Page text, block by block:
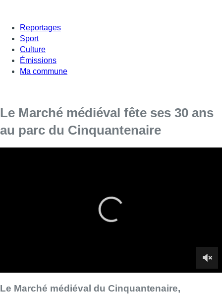
Reportages
Sport
Culture
Émissions
Ma commune
Le Marché médiéval fête ses 30 ans
au parc du Cinquantenaire
Le Marché médiéval du Cinquantenaire,